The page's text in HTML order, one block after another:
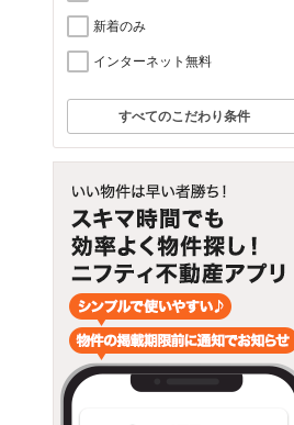
新着のみ
インターネット無料
すべてのこだわり条件